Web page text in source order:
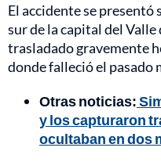
El accidente se presentó
sur de la capital del Valle
trasladado gravemente
donde falleció el pasado
Otras noticias:
y los capturaron
ocultaban en dos